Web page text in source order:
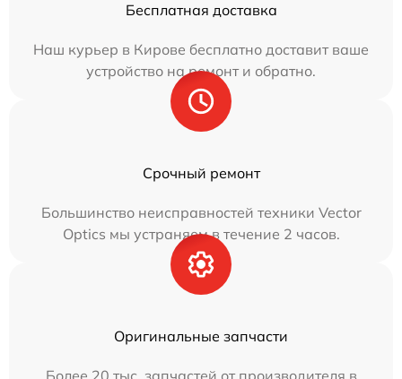
Бесплатная доставка
Наш курьер в Кирове бесплатно доставит ваше
устройство на ремонт и обратно.
Срочный ремонт
Большинство неисправностей техники Vector
Optics мы устраняем в течение 2 часов.
Оригинальные запчасти